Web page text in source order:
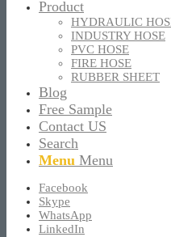
Product
HYDRAULIC
INDUSTRY HOSE
PVC HOSE
FIRE HOSE
RUBBER SHEET
Blog
Free Sample
Contact US
Search
Menu Menu
Facebook
Skype
WhatsApp
LinkedIn